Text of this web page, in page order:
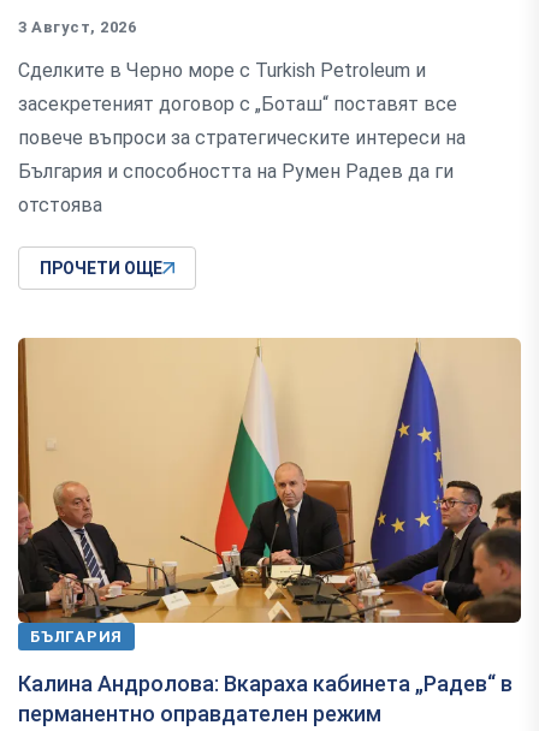
3 Август, 2026
Сделките в Черно море с Turkish Petroleum и
засекретеният договор с „Боташ“ поставят все
повече въпроси за стратегическите интереси на
България и способността на Румен Радев да ги
отстоява
ПРОЧЕТИ ОЩЕ
БЪЛГАРИЯ
Калина Андролова: Вкараха кабинета „Радев“ в
перманентно оправдателен режим